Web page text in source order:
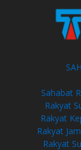
Sahabat
Rakyat
Rakyat
Rakyat
Rakyat